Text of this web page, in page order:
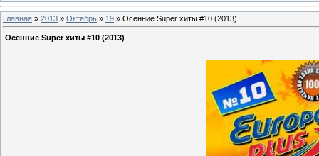
Главная » 2013 » Октябрь » 19 » Осенние Super хиты #10 (2013)
Осенние Super хиты #10 (2013)